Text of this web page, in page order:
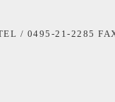
/ 0495-21-2285